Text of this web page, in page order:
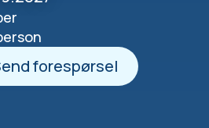
forespørsel